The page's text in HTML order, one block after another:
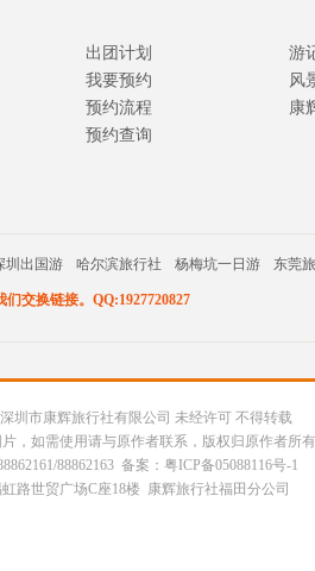
出团计划
我要预约
预约流程
预约查询
游
风
康
圳出国游 哈尔滨旅行社 杨梅坑一日游 东莞
交换链接。QQ:1927720827
圳市康辉旅行社有限公司 未经许可 不得转载
，如需使用请与原作者联系，版权归原作者所
88862163 备案：粤ICP备05088116号-1
路世贸广场C座18楼 康辉旅行社福田分公司